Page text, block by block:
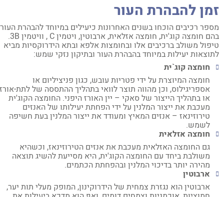
להבהרת העור
רכיבים הוכחו בשנים האחרונות כיעילים במיוחד להבהרת העור,
בהם חומצה קוג'ית, חומצה אזלאית, ארבוטין, ויטמין C , וויטמין 3B.
משולב ברכיבים אלו ובחומצות אלפא ובתא הידרוקסיות מביא
יעילות במיוחד בהבהרת העור ובתיקון נזקי שמש:
חומצה קוג`ית
חומצה המיוצרת על ידי פטריות עובש, כגון פניציליום או
אספריגילוס, וכן מהווה תוצר לוואי בתהליך ההתססה של לתת-אורז
או בתהליך הייצור של סאקי – יין האורז היפני. החומצה הקוג'ית
מעכבת את ייצור המלנין על ידי הפחתת יעילותו של האנזים
טירוזינאז – אנזים המאיץ ומעודד את ייצור המלנין בעת חשיפה
לשמש.
חומצה אזלאית
גם החומצה האזלאית מעכבת את אנזים הטירוזינאז, וכשהיא
משולבת ביחד עם החומצה הקוג'ית, היא מסייעת להשיג תוצאה
מהירה יותר בדיכוי המלנין ובהפחתת הכתמים.
ארבוטין
ארבוטין הוא נגזרת צמחית של הידרוקינון, המופק מעלי תות יער,